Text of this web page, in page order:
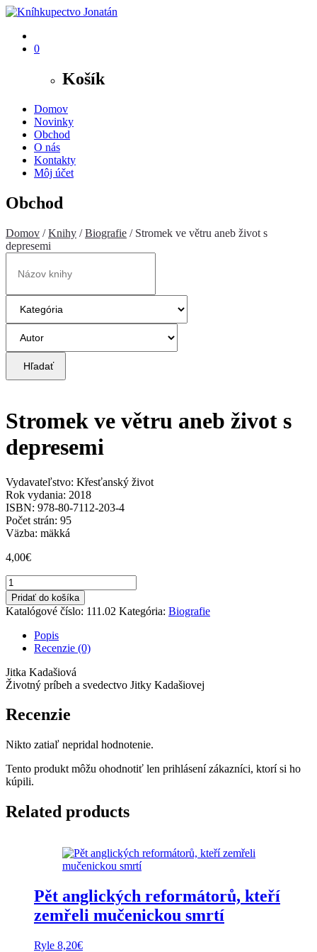
0
Košík
Domov
Novinky
Obchod
O nás
Kontakty
Môj účet
Obchod
Domov /Knihy /Biografie / Stromek ve větru aneb život s
depresemi
Hľadať
Stromek ve větru aneb život s
depresemi
Vydavateľstvo: Křesťanský život
Rok vydania: 2018
ISBN: 978-80-7112-203-4
Počet strán: 95
Väzba: mäkká
4,00€
množstvo
Stromek
ve
větru
aneb
život
depresemi
Pridať do košíka
Katalógové číslo: 111.02 Kategória: Biografie
Popis
Recenzie (0)
Jitka Kadašiová
Životný príbeh a svedectvo Jitky Kadašiovej
Recenzie
Nikto zatiaľ nepridal hodnotenie.
Tento produkt môžu ohodnotiť len prihlásení zákazníci, ktorí si ho
kúpili.
Related products
Pět anglických reformátorů, kteří
zemřeli mučenickou smrtí
Ryle 8,20€